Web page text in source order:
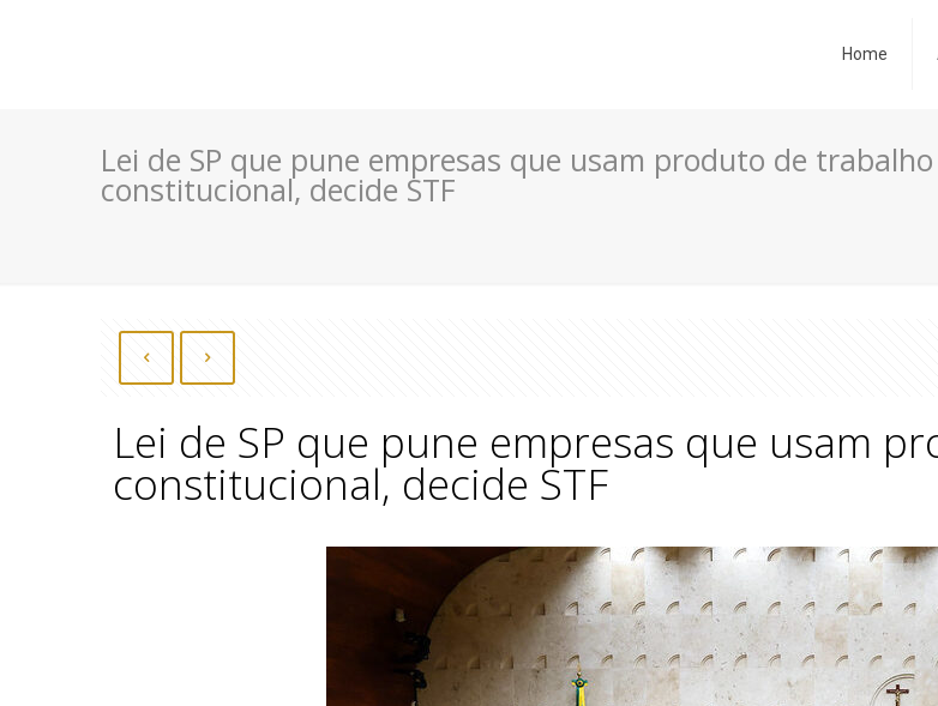
Home
Lei de SP que pune empresas que usam produto de
constitucional, decide STF
Lei de SP que pune empresas que usam
constitucional, decide STF